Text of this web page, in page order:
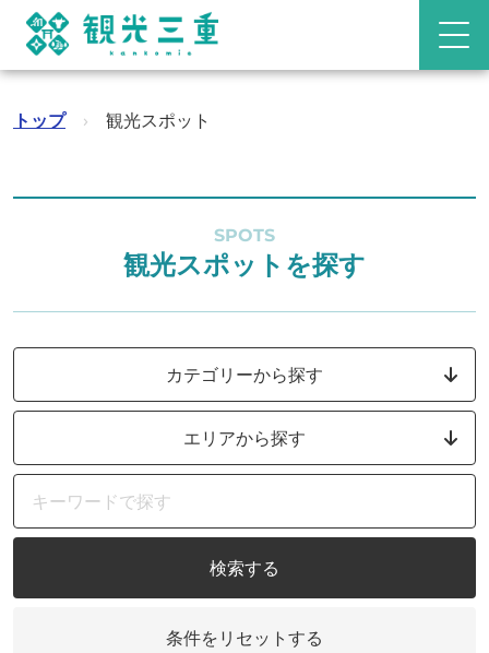
トップ › 観光スポット
SPOTS
観光スポットを探す
カテゴリーから探す
エリアから探す
検索する
条件をリセットする